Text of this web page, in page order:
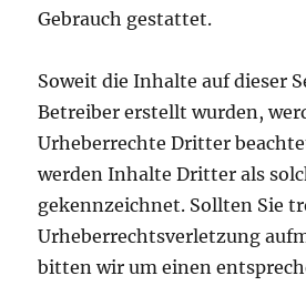
Gebrauch gestattet.
Soweit die Inhalte auf dieser
Betreiber erstellt wurden,
Urheberrechte Dritter
werden Inhalte Dritter als
gekennzeichnet. Sollten Sie
Urheberrechtsverletzung
bitten wir um einen